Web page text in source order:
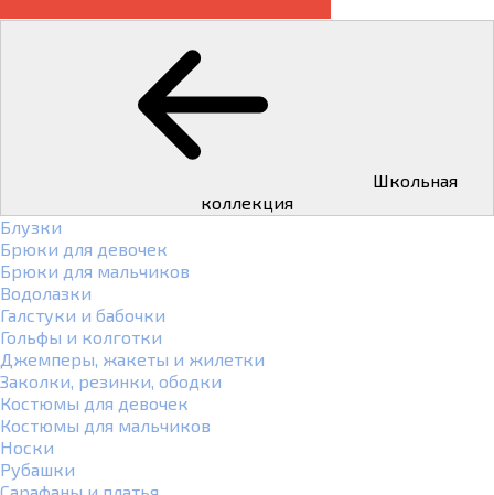
коллекция
Блузки
Брюки для девочек
Брюки для мальчиков
Водолазки
Галстуки и бабочки
Гольфы и колготки
Джемперы, жакеты и жилетки
Заколки, резинки, ободки
Костюмы для девочек
Костюмы для мальчиков
Носки
Рубашки